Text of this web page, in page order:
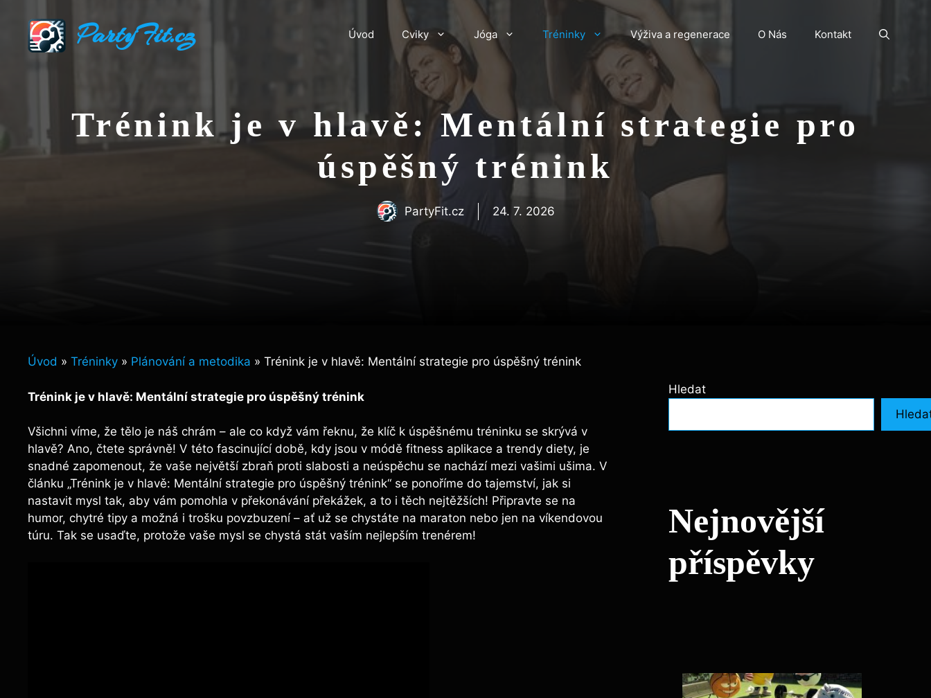
obsah
PartyFit.cz Úvod Cviky Jóga Tréninky Výživa a regenerace O Nás Kontakt
Trénink je v hlavě: Mentální strategie pro
úspěšný trénink
PartyFit.cz 24. 7. 2026
Úvod » Tréninky » Plánování a metodika » Trénink je v hlavě: Mentální strategie pro úspěšný trénink
Trénink je v hlavě: Mentální strategie pro úspěšný trénink
Všichni víme, že tělo je náš chrám – ale co když vám řeknu, že klíč k úspěšnému tréninku se skrývá v
hlavě? Ano, čtete správně! V této fascinující době, kdy jsou v módě fitness aplikace a trendy diety, je
snadné zapomenout, že vaše největší zbraň proti slabosti a neúspěchu se nachází mezi vašimi ušima. V
článku „Trénink je v hlavě: Mentální strategie pro úspěšný trénink“ se ponoříme do tajemství, jak si
nastavit mysl tak, aby vám pomohla v překonávání překážek, a to i těch nejtěžších! Připravte se na
humor, chytré tipy a možná i trošku povzbuzení – ať už se chystáte na maraton nebo jen na víkendovou
túru. Tak se usaďte, protože vaše mysl se chystá stát vaším nejlepším trenérem!
Hledat
Nejnovější
příspěvky